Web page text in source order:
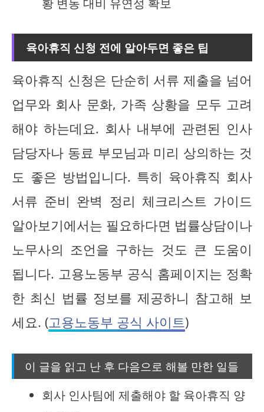
황 변동 대비 유연성 확보
육아휴직 신청 전에 알아두면 좋은 팁
육아휴직 신청은 단순히 서류 제출을 넘어
업무와 회사 문화, 가족 상황을 모두 고려
해야 하는데요. 회사 내부에 관련된 인사
담당자나 동료 부모님과 미리 상의하는 것
도 좋은 방법입니다. 특히 육아휴직 회사
서류 준비 완벽 정리 체크리스트 가이드
알아보기에서는 필요하다면 법률상담이나
노무사의 조언을 구하는 것도 큰 도움이
됩니다. 고용노동부 공식 홈페이지는 정확
한 최신 법률 정보를 제공하니 참고해 보
세요. (고용노동부 공식 사이트)
이 글을 읽고 난 후 다음으로 해볼 만한 일들
회사 인사팀에 제출해야 할 육아휴직 양